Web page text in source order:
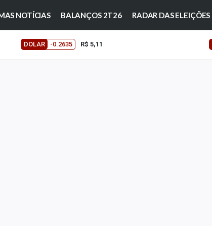
NOTÍCIAS BALANÇOS 2T26 RADAR DAS ELEIÇÕES
DOLAR -0.2635 R$ 5,11